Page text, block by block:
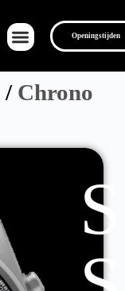
Openingstijden
/ Chrono
S